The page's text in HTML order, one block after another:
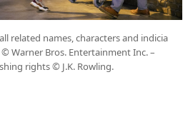
related names, characters and indicia
Warner Bros. Entertainment Inc. –
rights © J.K. Rowling.